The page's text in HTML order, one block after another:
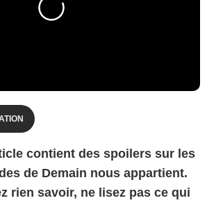
contient des spoilers sur les
de Demain nous appartient.
rien savoir, ne lisez pas ce qui